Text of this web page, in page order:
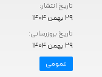
تاریخ انتشار:
۲۹ بهمن ۱۴۰۴
تاریخ بروزرسانی:
۲۹ بهمن ۱۴۰۴
عمومی